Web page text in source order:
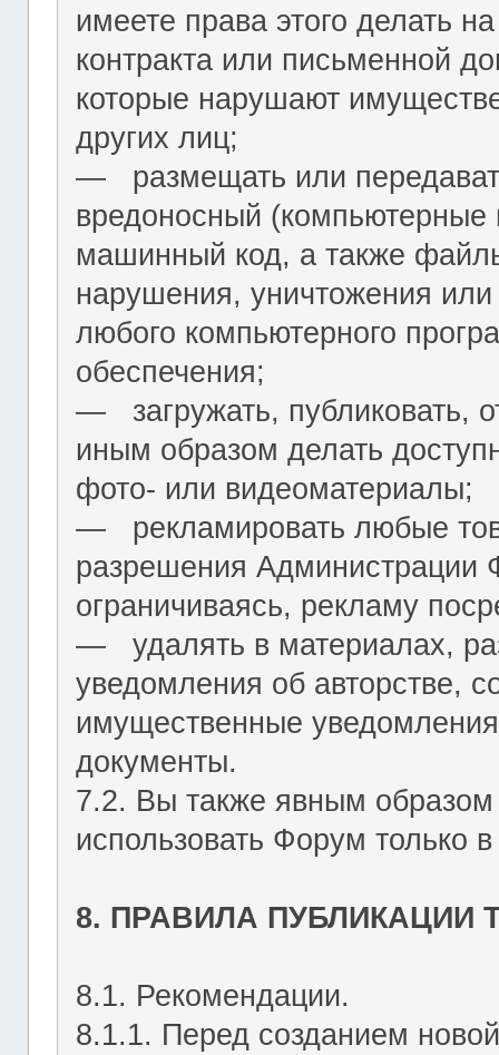
имеете права этого делать
контракта или письменной
которые нарушают
других лиц;
― размещать или
вредоносный
машинный код, а также
нарушения, уничтожения
любого компьютерного
обеспечения;
― загружать, публиковать,
иным образом делать
фото- или видеоматериалы;
― рекламировать любые
разрешения Администрации
ограничиваясь, рекламу
― удалять в материалах,
уведомления об авторстве,
имущественные
документы.
7.2. Вы также явным образом
использовать Форум только
8. ПРАВИЛА
8.1. Рекомендации.
8.1.1. Перед созданием